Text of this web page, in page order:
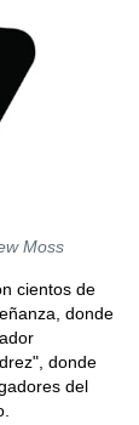
Moss
cientos de
donde
donde
del